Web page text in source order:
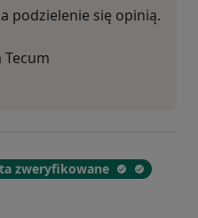
podzielenie się opinią.
Tecum
zweryfikowane